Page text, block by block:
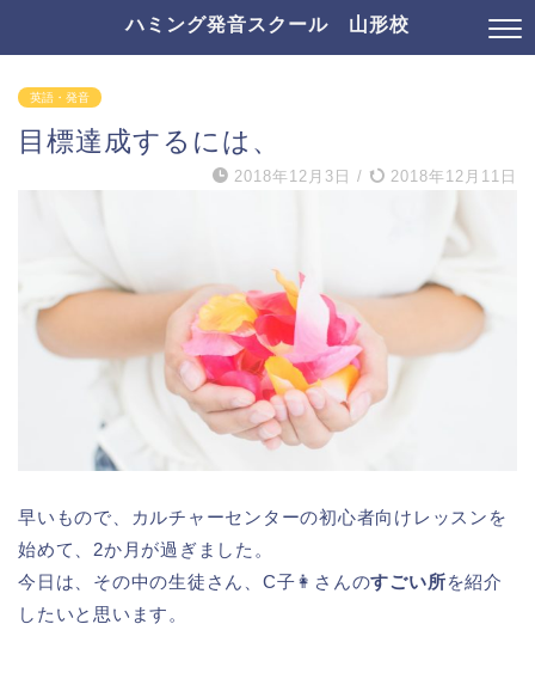
ハミング発音スクール 山形校
英語・発音
目標達成するには、
2018年12月3日 / 2018年12月11日
早いもので、カルチャーセンターの初心者向けレッスンを
始めて、2か月が過ぎました。
今日は、その中の生徒さん、C子👩さんのすごい所を紹介
したいと思います。